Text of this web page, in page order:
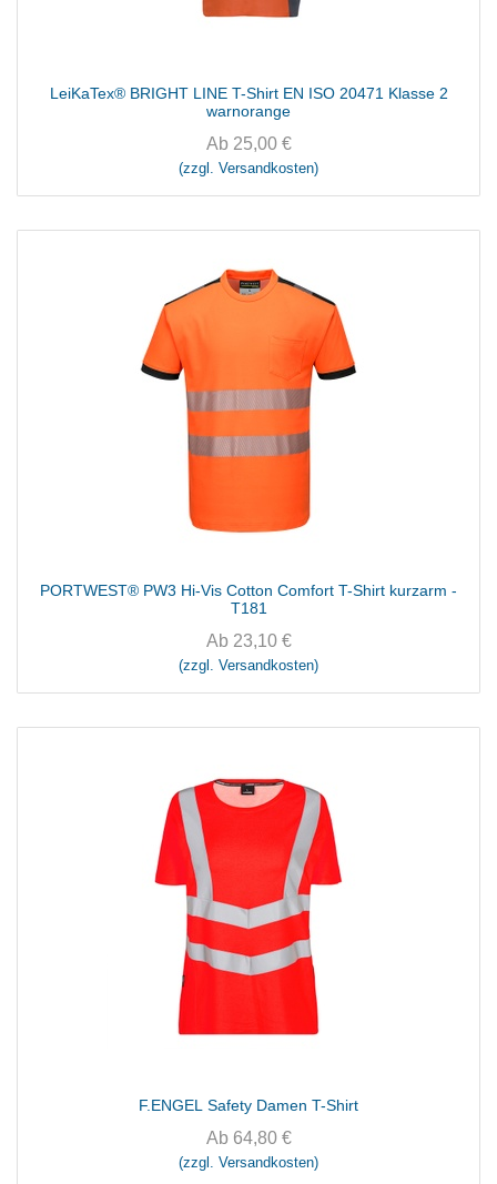
LeiKaTex® BRIGHT LINE T-Shirt EN ISO 20471 Klasse 2
warnorange
Ab 25,00€
(zzgl. Versandkosten)
PORTWEST® PW3 Hi-Vis Cotton Comfort T-Shirt kurzarm -
T181
Ab 23,10€
(zzgl. Versandkosten)
F.ENGEL Safety Damen T-Shirt
Ab 64,80€
(zzgl. Versandkosten)